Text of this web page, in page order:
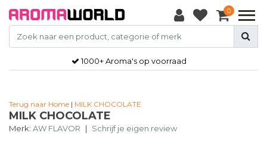
0
1000+ Aroma's op voorraad
Terug naar Home | MILK CHOCOLATE
MILK CHOCOLATE
Merk: AW FLAVOR | Schrijf je eigen review